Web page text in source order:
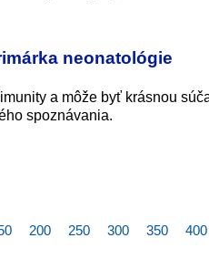
neonatológie
a môže byť krásnou
spoznávania.
200 250 300 350 400